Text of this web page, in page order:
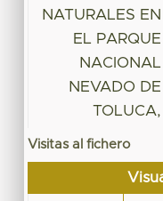
NATURALES EN
EL PARQUE
NACIONAL
NEVADO DE
TOLUCA,
Visitas al fichero